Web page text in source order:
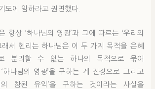
도에 임하라고 권면했다.
항상 ‘하나님의 영광’과 그에 따르는 ‘우리의
래서 헨리는 하나님은 이 두 가지 목적을 은혜
분리할 수 없는 하나의 목적으로 묶어
하나님의 영광’을 구하는 게 진정으로 그리고
의 참된 유익’을 구하는 것이라는 사실을